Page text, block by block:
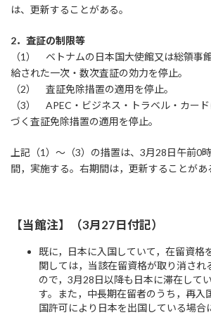
は、更新することがある。
2．査証の制限等
（1） ベトナムの日本国大使館又は総領事
給された一次・数次査証の効力を停止。
（2） 査証免除措置の適用を停止。
（3） APEC・ビジネス・トラベル・カー
づく査証免除措置の適用を停止。
上記（1）～（3）の措置は、3月28日午前0
間，実施する。右期間は，更新することがあ
【当館注】（3月27日付記）
既に，日本に入国していて，在留資格
関しては，当該在留資格が取り消され
ので，3月28日以降も日本に滞在して
す。また，中長期在留者のうち，再入
国許可により日本を出国している場合